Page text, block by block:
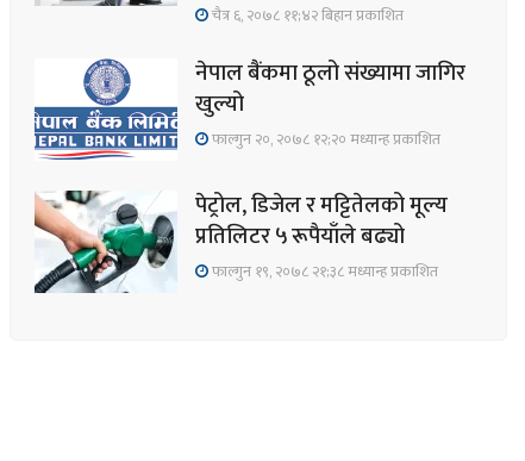
चैत्र ६, २०७८ ११;४२ बिहान प्रकाशित
नेपाल बैंकमा ठूलो संख्यामा जागिर
खुल्यो
फाल्गुन २०, २०७८ १२;२० मध्यान्ह प्रकाशित
पेट्रोल, डिजेल र मट्टितेलको मूल्य
प्रतिलिटर ५ रूपैयाँले बढ्यो
फाल्गुन १९, २०७८ २१;३८ मध्यान्ह प्रकाशित